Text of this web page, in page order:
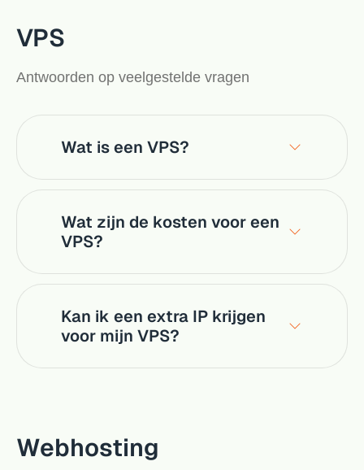
VPS
Antwoorden op veelgestelde vragen
Wat is een VPS?
Wat zijn de kosten voor een
VPS?
Kan ik een extra IP krijgen
voor mijn VPS?
Webhosting